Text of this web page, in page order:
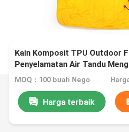
Kain Komposit TPU Outdoor
Penyelamatan Air Tandu
MOQ：100 buah Nego
Harga terbaik